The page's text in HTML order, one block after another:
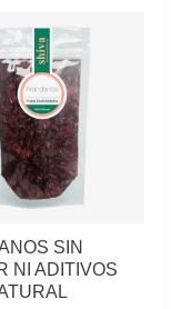
SIN
NI ADITIVOS